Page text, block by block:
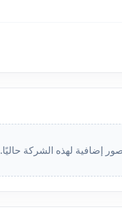
إضافية لهذه الشركة حاليًا.